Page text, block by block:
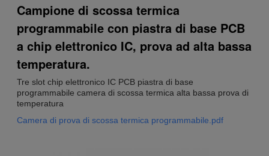
Campione di scossa termica
programmabile con piastra di base PCB
a chip elettronico IC, prova ad alta bassa
temperatura.
Tre slot chip elettronico IC PCB piastra di base
programmabile camera di scossa termica alta bassa prova di
temperatura
Camera di prova di scossa termica programmabile.pdf